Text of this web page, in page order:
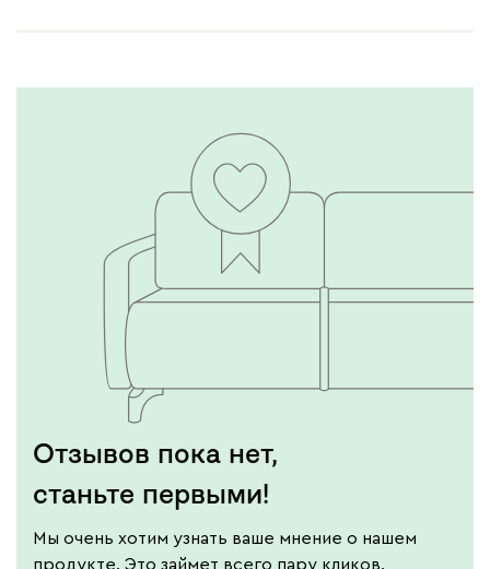
Отзывов пока нет,
станьте первыми!
Мы очень хотим узнать ваше мнение о нашем
продукте. Это займет всего пару кликов.